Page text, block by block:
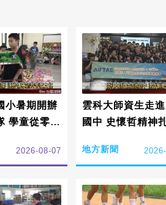
小暑期開辦
學童從零扎
2026-08-07
雲科大師資生走
國中 史懷哲精神
地方新聞